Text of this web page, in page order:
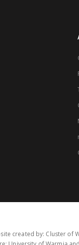
created by: Cluster of